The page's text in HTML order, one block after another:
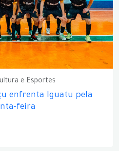
e Esportes
enfrenta Iguatu pela
feira